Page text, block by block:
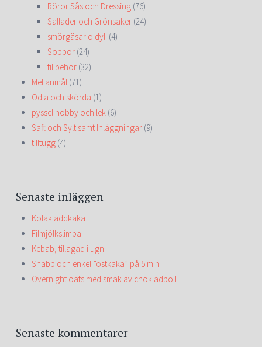
Röror Sås och Dressing (76)
Sallader och Grönsaker (24)
smörgåsar o dyl. (4)
Soppor (24)
tillbehör (32)
Mellanmål (71)
Odla och skörda (1)
pyssel hobby och lek (6)
Saft och Sylt samt Inläggningar (9)
tilltugg (4)
Senaste inläggen
Kolakladdkaka
Filmjölkslimpa
Kebab, tillagad i ugn
Snabb och enkel ”ostkaka” på 5 min
Overnight oats med smak av chokladboll
Senaste kommentarer